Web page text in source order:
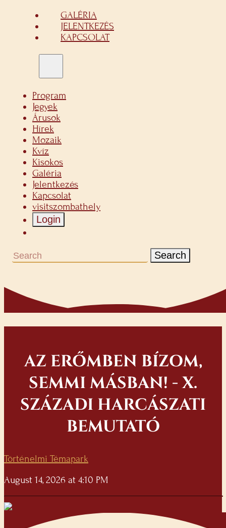
GALÉRIA
JELENTKEZÉS
KAPCSOLAT
Program
Jegyek
Árusok
Hírek
Mozaik
Kvíz
Kisokos
Galéria
Jelentkezés
Kapcsolat
visitszombathely
Login
Search
AZ ERŐMBEN BÍZOM,
SEMMI MÁSBAN! - X.
SZÁZADI HARCÁSZATI
BEMUTATÓ
Történelmi Témapark
August 14, 2026 at 4:10 PM